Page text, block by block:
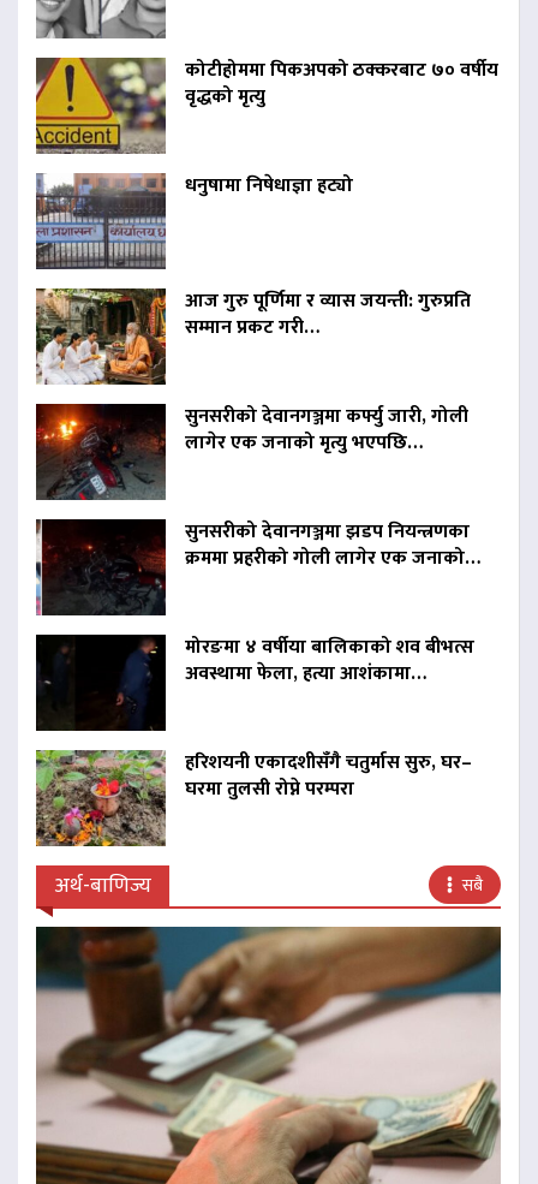
कोटीहोममा पिकअपको ठक्करबाट ७० वर्षीय
वृद्धको मृत्यु
धनुषामा निषेधाज्ञा हट्यो
आज गुरु पूर्णिमा र व्यास जयन्ती: गुरुप्रति
सम्मान प्रकट गरी…
सुनसरीको देवानगञ्जमा कर्फ्यु जारी, गोली
लागेर एक जनाको मृत्यु भएपछि…
सुनसरीको देवानगञ्जमा झडप नियन्त्रणका
क्रममा प्रहरीको गोली लागेर एक जनाको…
मोरङमा ४ वर्षीया बालिकाको शव बीभत्स
अवस्थामा फेला, हत्या आशंकामा…
हरिशयनी एकादशीसँगै चतुर्मास सुरु, घर–
घरमा तुलसी रोप्ने परम्परा
अर्थ-बाणिज्य सबै